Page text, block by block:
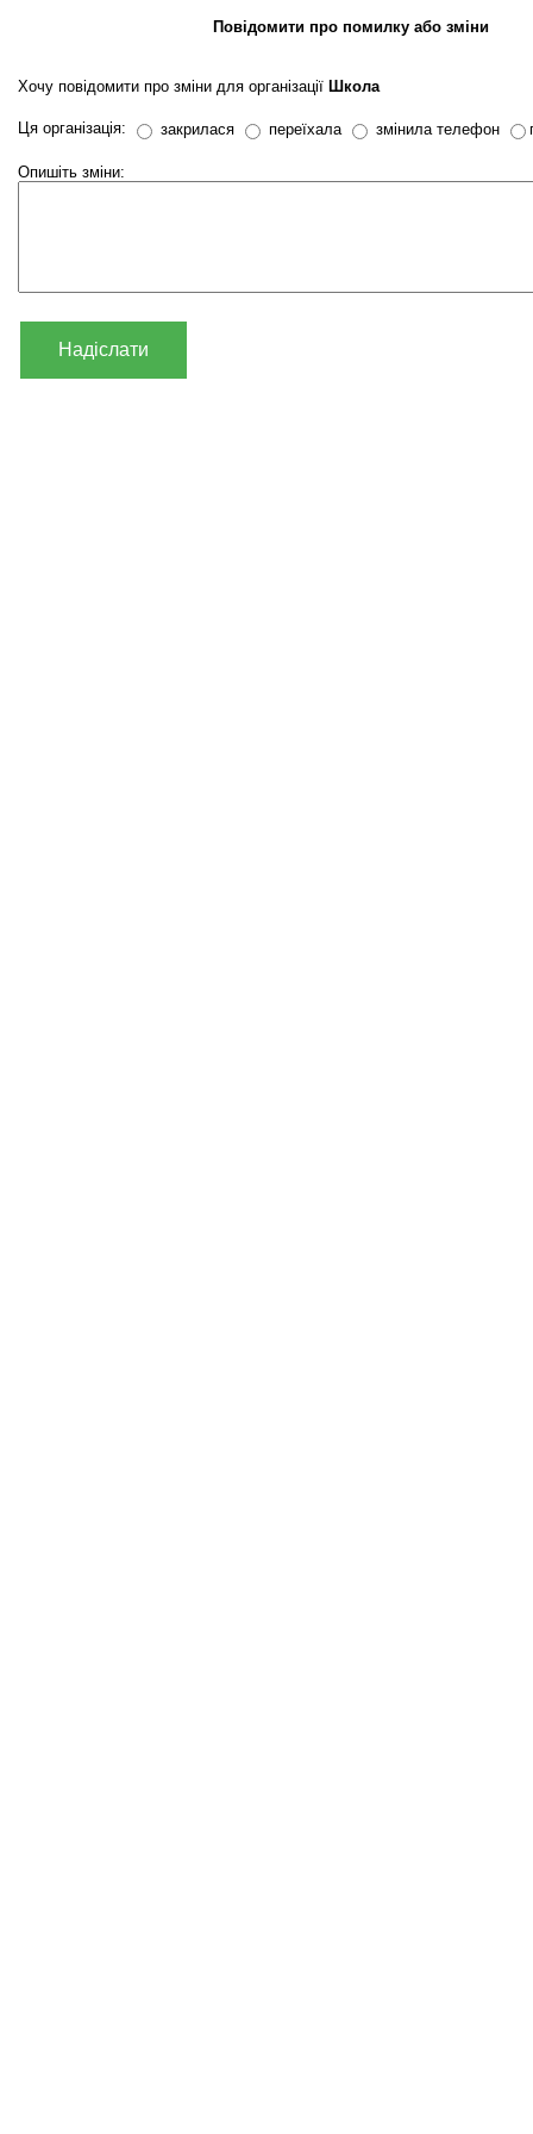
Повідомити про помилку або зміни
Хочу повідомити про зміни для організації Школа
Ця організація: закрилася переїхала змінила телефон
Опишіть зміни:
Надіслати